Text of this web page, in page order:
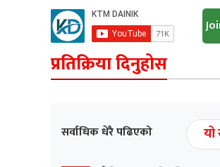
प्रतिक्रिया दिनुहोस
सर्वाधिक धेरै पढिएको यो